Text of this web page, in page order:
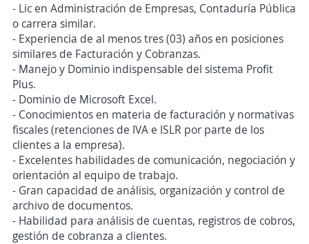
- Lic en Administración de Empresas, Contaduría Pública
o carrera similar.
- Experiencia de al menos tres (03) años en posiciones
similares de Facturación y Cobranzas.
- Manejo y Dominio indispensable del sistema Profit
Plus.
- Dominio de Microsoft Excel.
- Conocimientos en materia de facturación y normativas
fiscales (retenciones de IVA e ISLR por parte de los
clientes a la empresa).
- Excelentes habilidades de comunicación, negociación y
orientación al equipo de trabajo.
- Gran capacidad de análisis, organización y control de
archivo de documentos.
- Habilidad para análisis de cuentas, registros de cobros,
gestión de cobranza a clientes.